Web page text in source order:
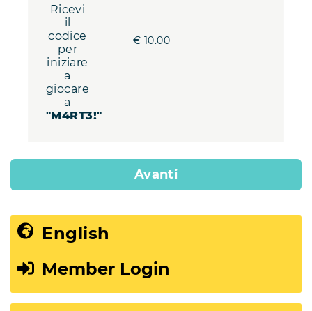
Ricevi
il
codice
per
iniziare
a
giocare
a
"M4RT3!"
€ 10.00
Avanti
English
Member Login